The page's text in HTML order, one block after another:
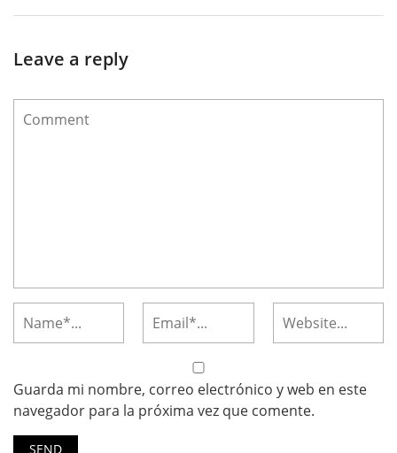
Leave a reply
Guarda mi nombre, correo electrónico y web en este
navegador para la próxima vez que comente.